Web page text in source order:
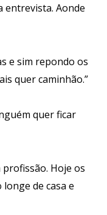
entrevista. Aonde
e sim repondo os
quer caminhão.”
quer ficar
Hoje os
de casa e